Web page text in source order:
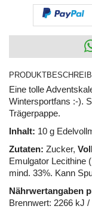
Eine tolle
Wintersportfans :-).
Trägerpappe.
Inhalt: 10 g
Zutaten: Zucker,
Emulgator Lecithine (
mind. 33%. Kann
Nährwertangaben
Brennwert: 2266 kJ /